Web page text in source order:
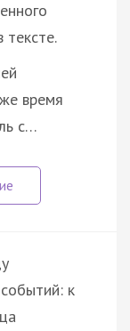
тексте.
время
с…
к